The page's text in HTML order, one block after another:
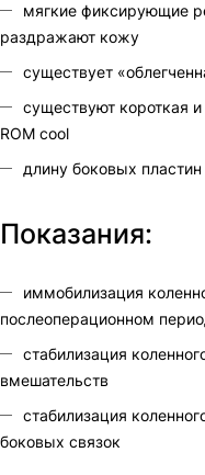
мягкие фиксирующие
раздражают кожу
существует
существуют короткая
ROM cool
длину боковых
Показания:
иммобилизация
послеоперационном
стабилизация
вмешательств
стабилизация
боковых связок